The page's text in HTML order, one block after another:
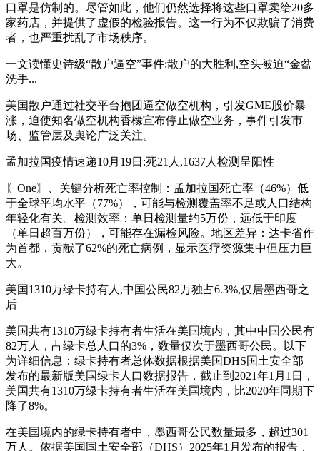
口罩是仿制的。尽管如此，他们仍然选择将这些口罩卖给20多
家药店，并提供了虚假的检验报告。这一行为不仅欺骗了消费
者，也严重扰乱了市场秩序。
一文读懂史诗级“散户逼空”事件:散户的大胜利,空头被迫“金盆
洗手...
美国散户通过社交平台抱团逼空做空机构，引发GME股价暴
涨，迫使知名做空机构香橼宣布停止做空业务，事件引发市
场、监管层及舆论广泛关注。
孟加拉国疫情速递10月19日:死21人,1637人检测呈阳性
〖One〗、关键分析死亡率控制：孟加拉国死亡率（46%）低
于全球平均水平（77%），可能与检测覆盖率不足或人口结构
年轻化有关。检测效率：单日检测量约5万份，远低于印度
（单日超百万份），可能存在漏检风险。地区差异：达卡省作
为首都，贡献了62%的死亡病例，显示医疗资源集中但压力巨
大。
美国1310万绿卡持有人,中国公民82万独占6.3%,仅居墨西哥之
后
美国共有1310万绿卡持有者生活在美国境内，其中中国公民有
82万人，占绿卡总人口的3%，数量仅次于墨西哥公民。以下
为详细信息：绿卡持有者总体数据根据美国DHS国土安全部
发布的最新版美国绿卡人口数据报告，截止到2021年1月1日，
美国共有1310万绿卡持有者生活在美国境内，比2020年同期下
降了8%。
在美国境内的绿卡持有者中，墨西哥公民数量最多，超过301
万人。依据美国国土安全部（DHS）2025年1月发布的报告，